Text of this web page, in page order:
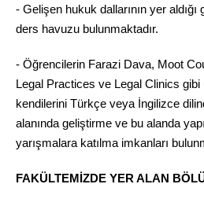
- Gelişen hukuk dallarının yer
ders havuzu bulunmaktadır.
- Öğrencilerin Farazi Dava, Moot
Legal Practices ve Legal Clinics
kendilerini Türkçe veya İngilizce
alanında geliştirme ve bu alanda
yarışmalara katılma imkanları
FAKÜLTEMİZDE YER ALAN